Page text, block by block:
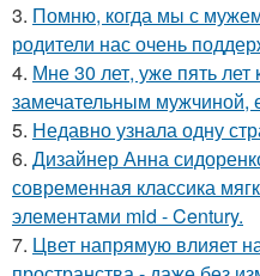
3. Помню, когда мы с
родители нас очень
4. Мне 30 лет, уже пять лет
замечательным мужчиной,
5. Недавно узнала одну
6. Дизайнер Анна
современная классика
элементами mid - Century.
7. Цвет напрямую влияет